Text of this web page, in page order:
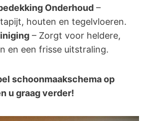
Onderhoud –
houten en tegelvloeren.
– Zorgt voor heldere,
en een frisse uitstraling.
schoonmaakschema op
u graag verder!